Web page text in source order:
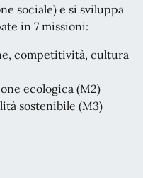
sociale) e si sviluppa
in 7 missioni:
competitività, cultura
ecologica (M2)
sostenibile (M3)